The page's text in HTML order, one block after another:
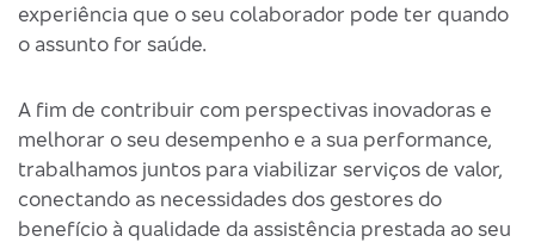
experiência que o seu colaborador pode ter quando
o assunto for saúde.
A fim de contribuir com perspectivas inovadoras e
melhorar o seu desempenho e a sua performance,
trabalhamos juntos para viabilizar serviços de valor,
conectando as necessidades dos gestores do
benefício à qualidade da assistência prestada ao seu